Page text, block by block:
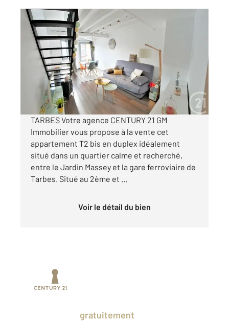
TARBES 65
52,67 m2, 3 pièces
Ref : 3711
Appartement F2 Bis à vendre
92 000 €
Visiter le site dédié
TARBES Votre agence CENTURY 21 GM
Immobilier vous propose à la vente cet
appartement T2 bis en duplex idéalement
situé dans un quartier calme et recherché,
entre le Jardin Massey et la gare ferroviaire de
Tarbes. Situé au 2ème et ...
Voir le détail du bien
gratuitement